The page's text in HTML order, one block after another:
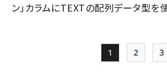
ン」カラムにTEXTの配列データ型を
Page
1
Page
2 3